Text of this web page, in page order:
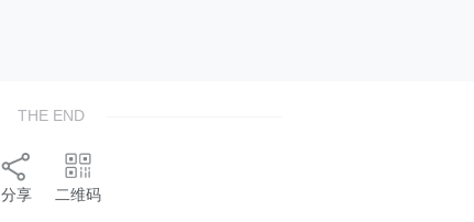
THE END
分享 二维码